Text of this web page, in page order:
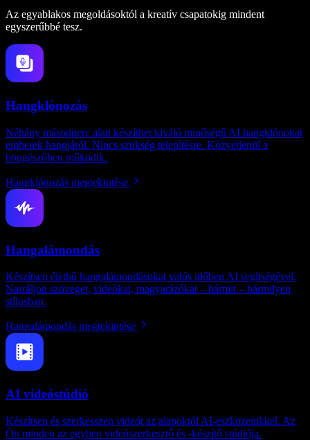
Az egyablakos megoldásoktól a kreatív csapatokig mindent
egyszerűbbé tesz.
Hangklónozás
Néhány másodperc alatt készíthet kiváló minőségű AI hangklónokat
emberek hangjáról. Nincs szükség telepítésre. Közvetlenül a
böngészőben működik.
Hangklónozás megtekintése
Hangalámondás
Készítsen élethű hangalámondásokat valós időben AI segítségével.
Narráljon szöveget, videókat, magyarázókat – bármit – bármilyen
stílusban.
Hangalámondás megtekintése
AI videóstúdió
Készítsen és szerkesszen videót az alapoktól AI-eszközeinkkel. Az
Ön minden az egyben videószerkesztő és -készítő stúdiója.